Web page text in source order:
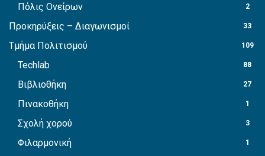
Πόλις Ονείρων 2
Προκηρύξεις – Διαγωνισμοί 33
Τμήμα Πολιτισμού 109
Techlab 88
Βιβλιοθήκη 27
Πινακοθήκη 1
Σχολή χορού 3
Φιλαρμονική 1